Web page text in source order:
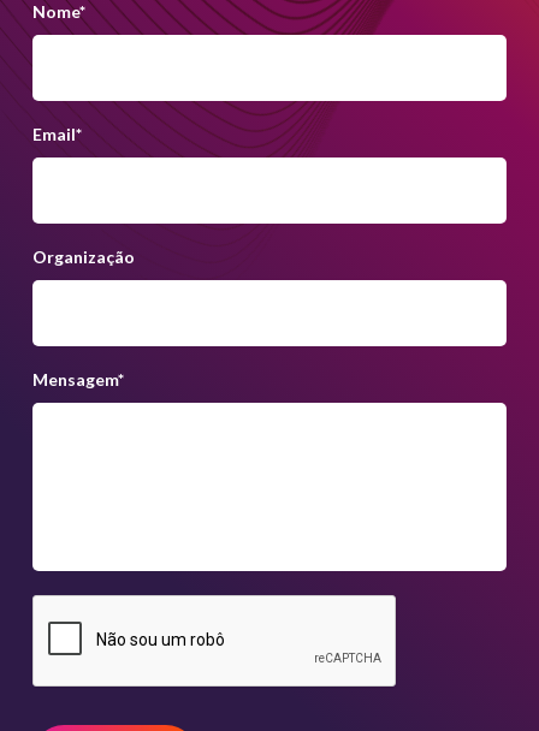
Nome*
Email*
Organização
Mensagem*